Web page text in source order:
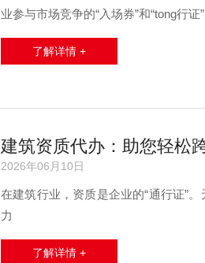
业参与市场竞争的“入场券”和“tong行证”
了解详情 +
建筑资质代办：助您轻松
2026年06月10日
在建筑行业，资质是企业的“通行证”
力
了解详情 +